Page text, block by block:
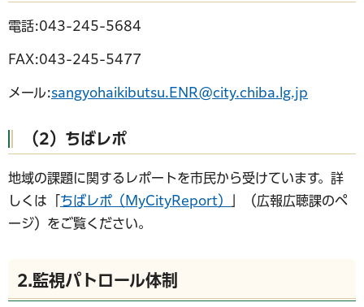
電話:043-245-5684
FAX:043-245-5477
メール:sangyohaikibutsu.ENR@city.chiba.lg.jp
（2）ちばレポ
地域の課題に関するレポートを市民から受けています。詳
しくは「 ちばレポ（MyCityReport）
」（広報広聴課のペ
ージ）をご覧ください。
2.監視パトロール体制